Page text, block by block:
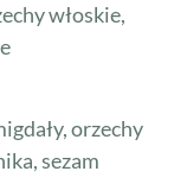
włoskie,
orzechy
sezam